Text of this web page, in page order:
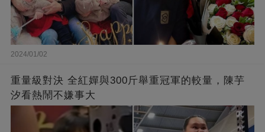
2024/01/02
重量級對決 全紅嬋與300斤舉重冠軍的較量，陳芋
汐看熱鬧不嫌事大